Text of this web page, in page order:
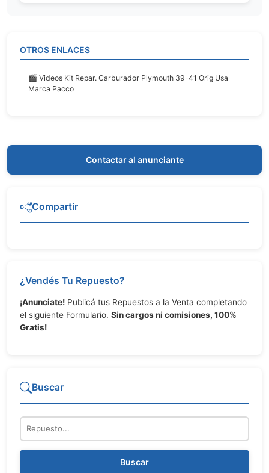
OTROS ENLACES
🎬 Videos Kit Repar. Carburador Plymouth 39-41 Orig Usa
Marca Pacco
Contactar al anunciante
Compartir
¿Vendés Tu Repuesto?
¡Anunciate! Publicá tus Repuestos a la Venta completando
el siguiente Formulario. Sin cargos ni comisiones, 100%
Gratis!
Buscar
Repuesto
Buscar